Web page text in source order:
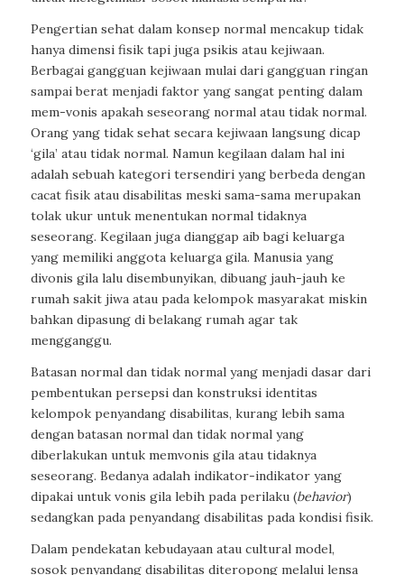
Pengertian sehat dalam konsep normal mencakup tidak
hanya dimensi fisik tapi juga psikis atau kejiwaan.
Berbagai gangguan kejiwaan mulai dari gangguan ringan
sampai berat menjadi faktor yang sangat penting dalam
mem-vonis apakah seseorang normal atau tidak normal.
Orang yang tidak sehat secara kejiwaan langsung dicap
‘gila’ atau tidak normal. Namun kegilaan dalam hal ini
adalah sebuah kategori tersendiri yang berbeda dengan
cacat fisik atau disabilitas meski sama-sama merupakan
tolak ukur untuk menentukan normal tidaknya
seseorang. Kegilaan juga dianggap aib bagi keluarga
yang memiliki anggota keluarga gila. Manusia yang
divonis gila lalu disembunyikan, dibuang jauh-jauh ke
rumah sakit jiwa atau pada kelompok masyarakat miskin
bahkan dipasung di belakang rumah agar tak
mengganggu.
Batasan normal dan tidak normal yang menjadi dasar dari
pembentukan persepsi dan konstruksi identitas
kelompok penyandang disabilitas, kurang lebih sama
dengan batasan normal dan tidak normal yang
diberlakukan untuk memvonis gila atau tidaknya
seseorang. Bedanya adalah indikator-indikator yang
dipakai untuk vonis gila lebih pada perilaku (behavior)
sedangkan pada penyandang disabilitas pada kondisi fisik.
Dalam pendekatan kebudayaan atau cultural model,
sosok penyandang disabilitas diteropong melalui lensa